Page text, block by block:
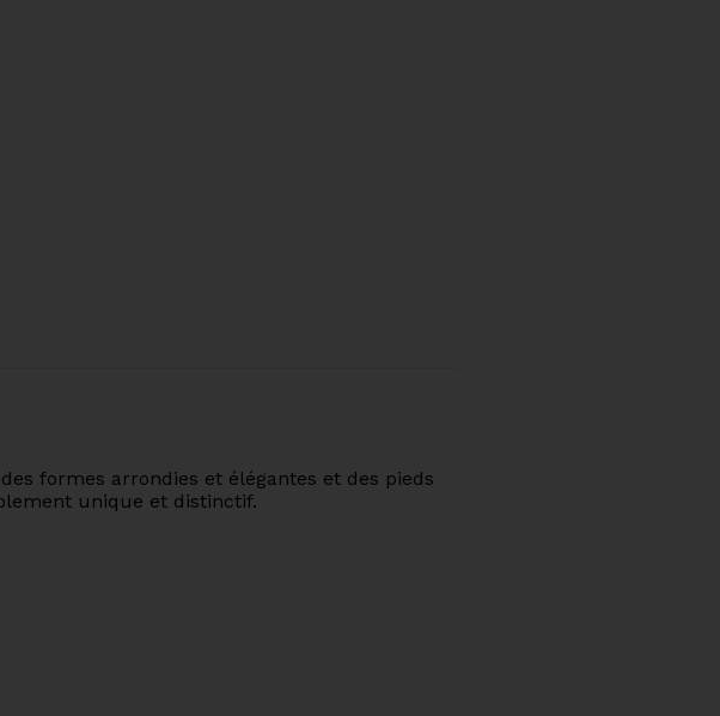
formes arrondies et élégantes et des pieds
unique et distinctif.